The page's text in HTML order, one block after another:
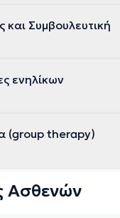
Συμβουλευτική
ενηλίκων
(group therapy)
Ασθενών